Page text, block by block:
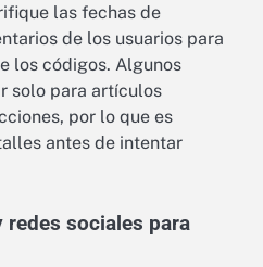
las fechas de
de los usuarios para
los códigos. Algunos
solo para artículos
por lo que es
antes de intentar
redes sociales para